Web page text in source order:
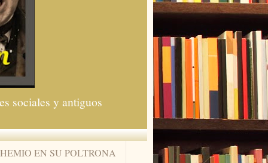
sociales y antiguos
EN SU POLTRONA